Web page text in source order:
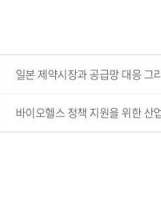
일본 제약시장과 공급망 대응 그
바이오헬스 정책 지원을 위한 산